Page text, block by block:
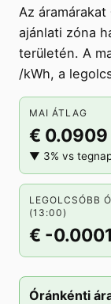
Az áramárakat
ajánlati zóna
területén. A
/kWh, a
MAI ÁTLAG
€ 0.0909
▼ 3% vs
LEGOLCSÓBB
(13:00)
€ -0.0001
Óránkénti